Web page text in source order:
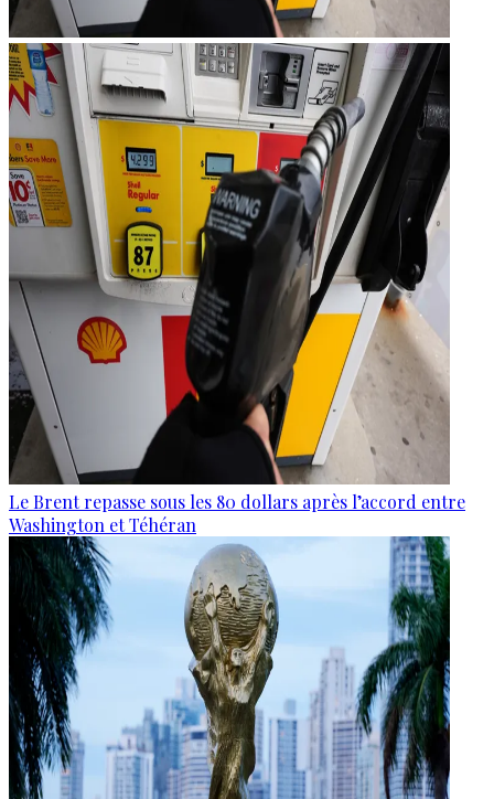
Le Brent repasse sous les 80 dollars après l’accord entre
Washington et Téhéran